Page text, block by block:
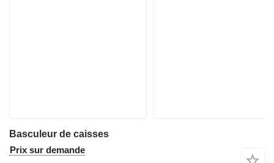
Basculeur de caisses
Prix sur demande